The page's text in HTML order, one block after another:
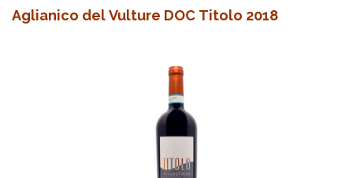
Aglianico del Vulture DOC Titolo 2018